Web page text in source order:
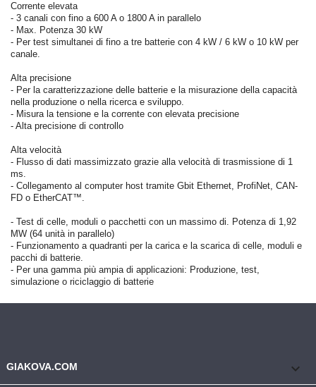
Corrente elevata
- 3 canali con fino a 600 A o 1800 A in parallelo
- Max. Potenza 30 kW
- Per test simultanei di fino a tre batterie con 4 kW / 6 kW o 10 kW per
canale.
Alta precisione
- Per la caratterizzazione delle batterie e la misurazione della capacità
nella produzione o nella ricerca e sviluppo.
- Misura la tensione e la corrente con elevata precisione
- Alta precisione di controllo
Alta velocità
- Flusso di dati massimizzato grazie alla velocità di trasmissione di 1
ms.
- Collegamento al computer host tramite Gbit Ethernet, ProfiNet, CAN-
FD o EtherCAT™.
- Test di celle, moduli o pacchetti con un massimo di. Potenza di 1,92
MW (64 unità in parallelo)
- Funzionamento a quadranti per la carica e la scarica di celle, moduli e
pacchi di batterie.
- Per una gamma più ampia di applicazioni: Produzione, test,
simulazione o riciclaggio di batterie
GIAKOVA.COM keyboard_arrow_down